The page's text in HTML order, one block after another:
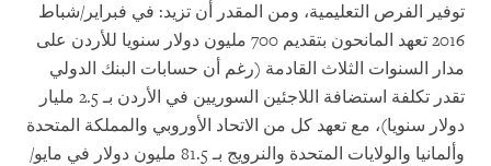
توفير الفرص التعليمية، ومن المقدر أن تزيد: في فبراير/شباط
2016 تعهد المانحون بتقديم 700 مليون دولار سنويا للأردن على
مدار السنوات الثلاث القادمة (رغم أن حسابات البنك الدولي
تقدر تكلفة استضافة اللاجئين السوريين في الأردن بـ 2.5 مليار
دولار سنويا)، مع تعهد كل من الاتحاد الأوروبي والمملكة المتحدة
وألمانيا والولايات المتحدة والنرويج بـ 81.5 مليون دولار في مايو/